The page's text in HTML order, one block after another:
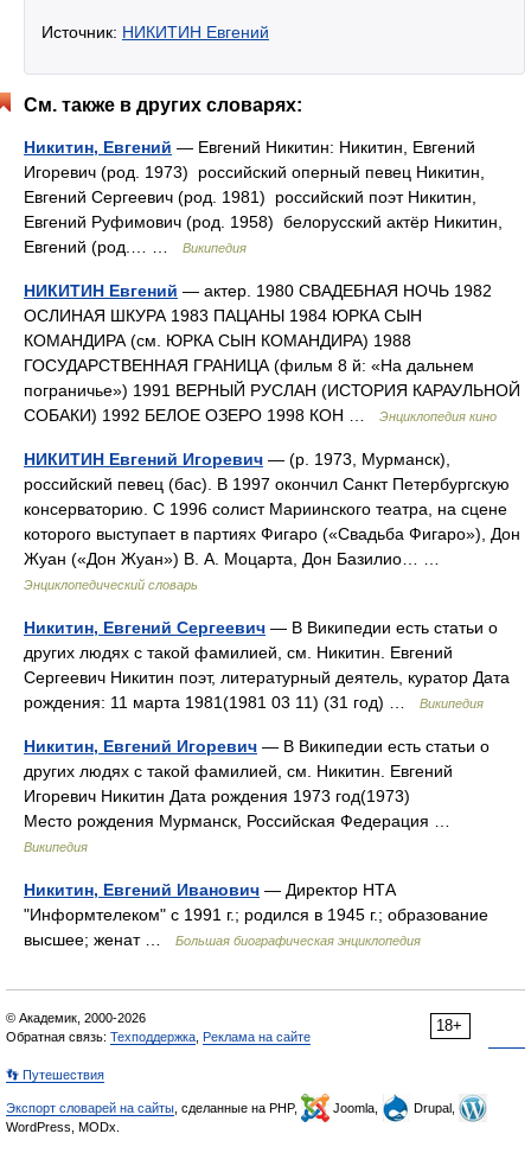
Источник: НИКИТИН Евгений
См. также в других словарях:
Никитин, Евгений — Евгений Никитин: Никитин, Евгений
Игоревич (род. 1973) российский оперный певец Никитин,
Евгений Сергеевич (род. 1981) российский поэт Никитин,
Евгений Руфимович (род. 1958) белорусский актёр Никитин,
Евгений (род.… …
Википедия
НИКИТИН Евгений — актер. 1980 СВАДЕБНАЯ НОЧЬ 1982
ОСЛИНАЯ ШКУРА 1983 ПАЦАНЫ 1984 ЮРКА СЫН
КОМАНДИРА (см. ЮРКА СЫН КОМАНДИРА) 1988
ГОСУДАРСТВЕННАЯ ГРАНИЦА (фильм 8 й: «На дальнем
пограничье») 1991 ВЕРНЫЙ РУСЛАН (ИСТОРИЯ КАРАУЛЬНОЙ
СОБАКИ) 1992 БЕЛОЕ ОЗЕРО 1998 КОН …
Энциклопедия кино
НИКИТИН Евгений Игоревич — (р. 1973, Мурманск),
российский певец (бас). В 1997 окончил Санкт Петербургскую
консерваторию. С 1996 солист Мариинского театра, на сцене
которого выступает в партиях Фигаро («Свадьба Фигаро»), Дон
Жуан («Дон Жуан») В. А. Моцарта, Дон Базилио… …
Энциклопедический словарь
Никитин, Евгений Сергеевич — В Википедии есть статьи о
других людях с такой фамилией, см. Никитин. Евгений
Сергеевич Никитин поэт, литературный деятель, куратор Дата
рождения: 11 марта 1981(1981 03 11) (31 год) …
Википедия
Никитин, Евгений Игоревич — В Википедии есть статьи о
других людях с такой фамилией, см. Никитин. Евгений
Игоревич Никитин Дата рождения 1973 год(1973)
Место рождения Мурманск, Российская Федерация …
Википедия
Никитин, Евгений Иванович — Директор НТА
"Информтелеком" с 1991 г.; родился в 1945 г.; образование
высшее; женат …
Большая биографическая энциклопедия
18+
© Академик, 2000-2026
Обратная связь: Техподдержка Реклама на сайте
👣 Путешествия
Экспорт словарей на сайты , сделанные на PHP, Joomla,
Drupal,
WordPress, MODx.